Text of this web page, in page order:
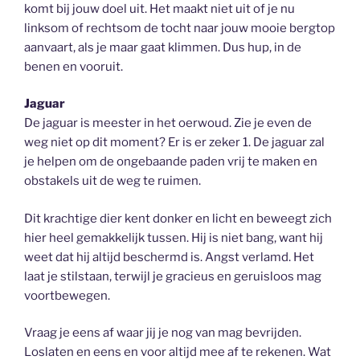
komt bij jouw doel uit. Het maakt niet uit of je nu
linksom of rechtsom de tocht naar jouw mooie bergtop
aanvaart, als je maar gaat klimmen. Dus hup, in de
benen en vooruit.
Jaguar
De jaguar is meester in het oerwoud. Zie je even de
weg niet op dit moment? Er is er zeker 1. De jaguar zal
je helpen om de ongebaande paden vrij te maken en
obstakels uit de weg te ruimen.
Dit krachtige dier kent donker en licht en beweegt zich
hier heel gemakkelijk tussen. Hij is niet bang, want hij
weet dat hij altijd beschermd is. Angst verlamd. Het
laat je stilstaan, terwijl je gracieus en geruisloos mag
voortbewegen.
Vraag je eens af waar jij je nog van mag bevrijden.
Loslaten en eens en voor altijd mee af te rekenen. Wat